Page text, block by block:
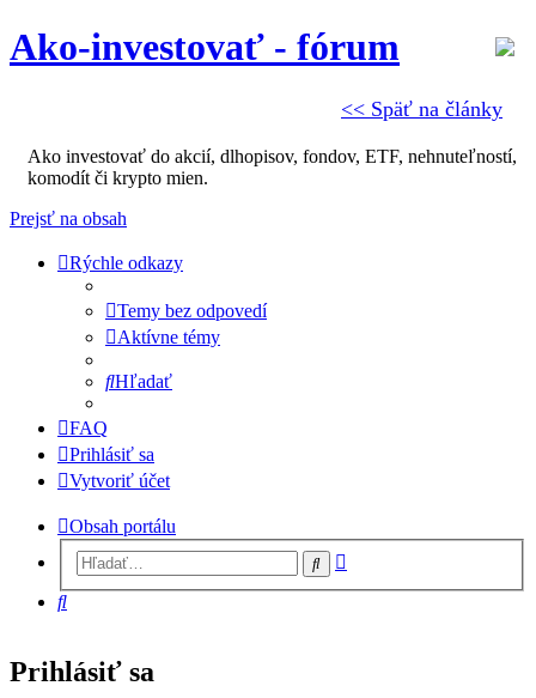
<< Späť na články
Ako-investovať - fórum
Ako investovať do akcií, dlhopisov, fondov, ETF, nehnuteľností,
komodít či krypto mien.
Prejsť na obsah
Rýchle odkazy
Temy bez odpovedí
Aktívne témy
Hľadať
FAQ
Prihlásiť sa
Vytvoriť účet
Obsah portálu
Hľadať
Hľadať
Prihlásiť sa